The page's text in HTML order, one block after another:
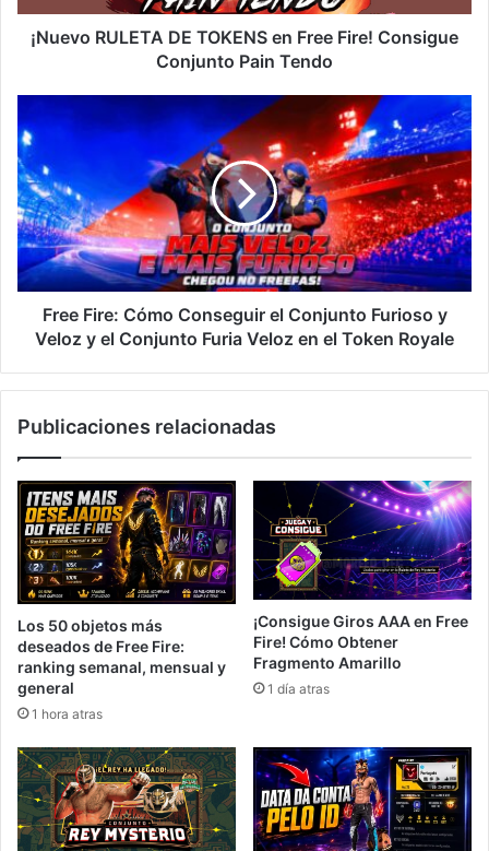
Conjunto
Pain
¡Nuevo RULETA DE TOKENS en Free Fire! Consigue
Conjunto Pain Tendo
Free
Fire:
Cómo
Conseguir
el
Conjunto
Furioso
y
Veloz
en
Royale
Free Fire: Cómo Conseguir el Conjunto Furioso y
Veloz y el Conjunto Furia Veloz en el Token Royale
Publicaciones relacionadas
Los 50 objetos más
deseados de Free Fire:
ranking semanal, mensual y
general
1 hora atras
¡Consigue Giros AAA en Free
Fire! Cómo Obtener
Fragmento Amarillo
1 día atras